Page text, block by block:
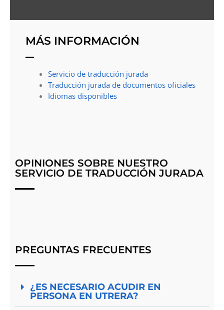
MÁS INFORMACIÓN
Servicio de traducción jurada
Traducción jurada de documentos oficiales
Idiomas disponibles
OPINIONES SOBRE NUESTRO
SERVICIO DE TRADUCCIÓN JURADA
PREGUNTAS FRECUENTES
¿ES NECESARIO ACUDIR EN
PERSONA EN UTRERA?